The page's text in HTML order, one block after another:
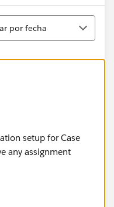
por fecha
setup for Case
any assignment